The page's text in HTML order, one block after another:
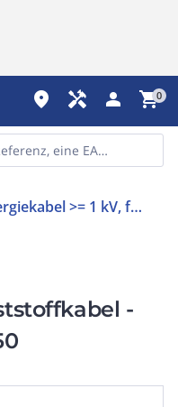
place handyman person shopping_cart0
Energiekabel >= 1 kV, für feste Verlegung
-